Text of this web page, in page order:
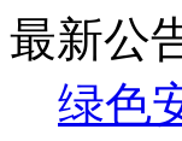
最新公
绿色